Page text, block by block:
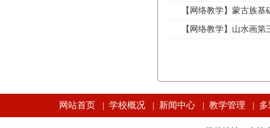
【网络教学】蒙古族
【网络教学】山水画第
网站首页 学校概况 新闻中心 教学管理